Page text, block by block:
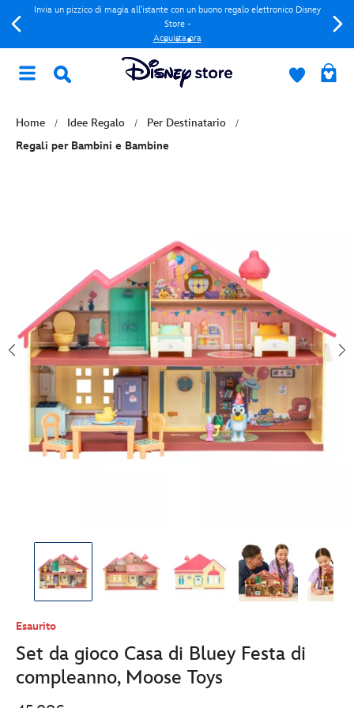
Invia un pizzico di magia all'istante con un buono regalo elettronico Disney
Store -
Acquista ora
Home Idee Regalo
Per Destinatario
Regali per Bambini e Bambine
Esaurito
Set da gioco Casa di Bluey Festa di
compleanno, Moose Toys